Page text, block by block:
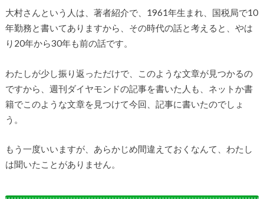
大村さんという人は、著者紹介で、1961年生まれ、国税局で10
年勤務と書いてありますから、その時代の話と考えると、やは
り20年から30年も前の話です。
わたしが少し振り返っただけで、このような文章が見つかるの
ですから、週刊ダイヤモンドの記事を書いた人も、ネットか書
籍でこのような文章を見つけて今回、記事に書いたのでしょ
う。
もう一度いいますが、あらかじめ間違えておくなんて、わたし
は聞いたことがありません。